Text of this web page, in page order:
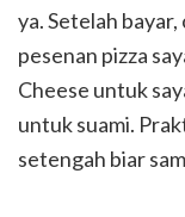
ya. Setelah
pesenan pizza
Cheese untuk
untuk suami.
setengah biar